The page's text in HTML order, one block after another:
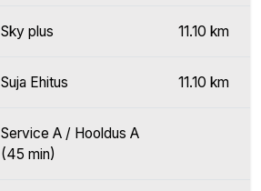
Sky plus 11.10 km
Suja Ehitus 11.10 km
Service A / Hooldus A
(45 min)